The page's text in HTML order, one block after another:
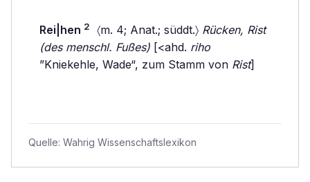
Rei|hen 2 〈m. 4; Anat.; süddt.〉 Rücken, Rist
(des menschl. Fußes) [<ahd. riho
”Kniekehle, Wade“, zum Stamm von Rist]
Quelle: Wahrig Wissenschaftslexikon